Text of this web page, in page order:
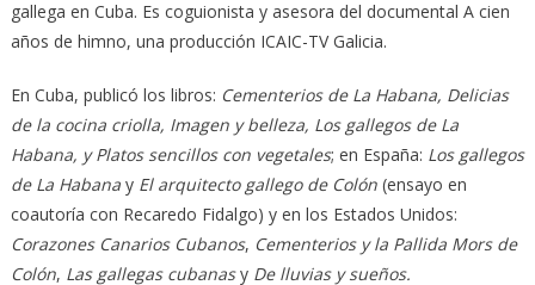
gallega en Cuba. Es coguionista y asesora del documental A cien
años de himno, una producción ICAIC-TV Galicia.
En Cuba, publicó los libros: Cementerios de La Habana, Delicias
de la cocina criolla, Imagen y belleza, Los gallegos de La
Habana, y Platos sencillos con vegetales; en España: Los gallegos
de La Habanay El arquitecto gallego de Colón(ensayo en
coautoría con Recaredo Fidalgo) y en los Estados Unidos:
Corazones Canarios Cubanos, Cementerios y la Pallida Mors de
Colón, Las gallegas cubanasy De lluvias y sueños.